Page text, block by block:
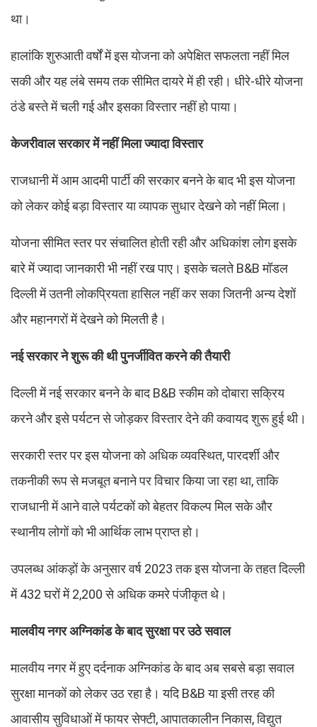
था।
हालांकि शुरुआती वर्षों में इस योजना को अपेक्षित सफलता नहीं मिल
सकी और यह लंबे समय तक सीमित दायरे में ही रही। धीरे-धीरे योजना
ठंडे बस्ते में चली गई और इसका विस्तार नहीं हो पाया।
केजरीवाल सरकार में नहीं मिला ज्यादा विस्तार
राजधानी में आम आदमी पार्टी की सरकार बनने के बाद भी इस योजना
को लेकर कोई बड़ा विस्तार या व्यापक सुधार देखने को नहीं मिला।
योजना सीमित स्तर पर संचालित होती रही और अधिकांश लोग इसके
बारे में ज्यादा जानकारी भी नहीं रख पाए। इसके चलते B&B मॉडल
दिल्ली में उतनी लोकप्रियता हासिल नहीं कर सका जितनी अन्य देशों
और महानगरों में देखने को मिलती है।
नई सरकार ने शुरू की थी पुनर्जीवित करने की तैयारी
दिल्ली में नई सरकार बनने के बाद B&B स्कीम को दोबारा सक्रिय
करने और इसे पर्यटन से जोड़कर विस्तार देने की कवायद शुरू हुई थी।
सरकारी स्तर पर इस योजना को अधिक व्यवस्थित, पारदर्शी और
तकनीकी रूप से मजबूत बनाने पर विचार किया जा रहा था, ताकि
राजधानी में आने वाले पर्यटकों को बेहतर विकल्प मिल सके और
स्थानीय लोगों को भी आर्थिक लाभ प्राप्त हो।
उपलब्ध आंकड़ों के अनुसार वर्ष 2023 तक इस योजना के तहत दिल्ली
में 432 घरों में 2,200 से अधिक कमरे पंजीकृत थे।
मालवीय नगर अग्निकांड के बाद सुरक्षा पर उठे सवाल
मालवीय नगर में हुए दर्दनाक अग्निकांड के बाद अब सबसे बड़ा सवाल
सुरक्षा मानकों को लेकर उठ रहा है। यदि B&B या इसी तरह की
आवासीय सुविधाओं में फायर सेफ्टी, आपातकालीन निकास, विद्युत